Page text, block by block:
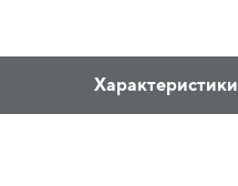
Характеристики